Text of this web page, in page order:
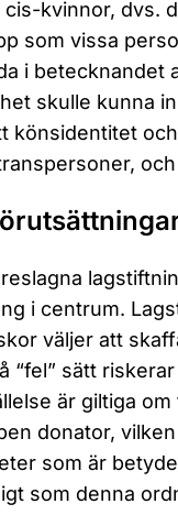
cis-kvinnor, dvs.
som vissa
i betecknandet
skulle kunna
könsidentitet
i centrum.
väljer att
“fel” sätt
är giltiga
donator,
som är
som denna